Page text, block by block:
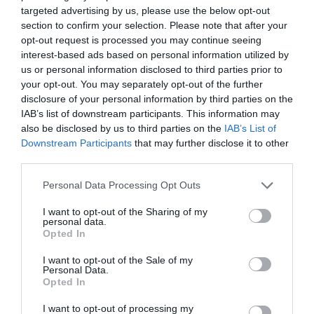
targeted advertising by us, please use the below opt-out
section to confirm your selection. Please note that after your
opt-out request is processed you may continue seeing
interest-based ads based on personal information utilized by
us or personal information disclosed to third parties prior to
your opt-out. You may separately opt-out of the further
disclosure of your personal information by third parties on the
IAB’s list of downstream participants. This information may
also be disclosed by us to third parties on the IAB’s List of
Downstream Participants that may further disclose it to other
Please note that this website/app uses one or more Google
not limited to your visit or usage behaviour. You may click to
grant or deny consent to Google and its third-party tags to
use your data for below specified purposes in below Google
consent section.
Personal Data Processing Opt Outs
I want to opt-out of the Sharing of my
personal data.
Opted In
I want to opt-out of the Sale of my
Personal Data.
Opted In
I want to opt-out of processing my
létre,
ahol a háziállatok mellett egzotikus állatokat is megőriznék.
Szólt arról, hogy január elsejétől, Európában utolsóként
betiltják az elefántok, úszólábúak, nagymacskák, és
főemlősök szerepeltetését a cirkuszokban. Lovak, háziállatok,
tevefélék vagy papagájok továbbra is használhatók lesznek.
A bizottság hat igen, egy tartózkodás mellett és ellenszavazat
nélkül elfogadta Gajdos László kinevezését a miniszteri posztra.
(Az MTI jelentése alapján)
Három erős ígéret a leendő gazdasági minisztertől
Erősen indított az új kormány leendő közlekedési
minisztere